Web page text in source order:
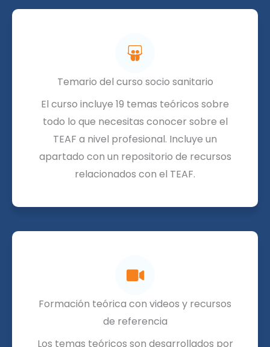
Temario del curso socio sanitario
El curso incluye 19 temas teóricos sobre
todo lo que necesitas conocer sobre el
TEAF a nivel profesional. Incluye un
apartado con un repositorio de recursos
relacionados con el TEAF.
Formación teórica con videos y recursos
de referencia
Los temas teóricos son desarrollados por